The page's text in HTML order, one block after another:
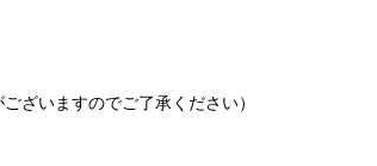
ざいますのでご了承ください）